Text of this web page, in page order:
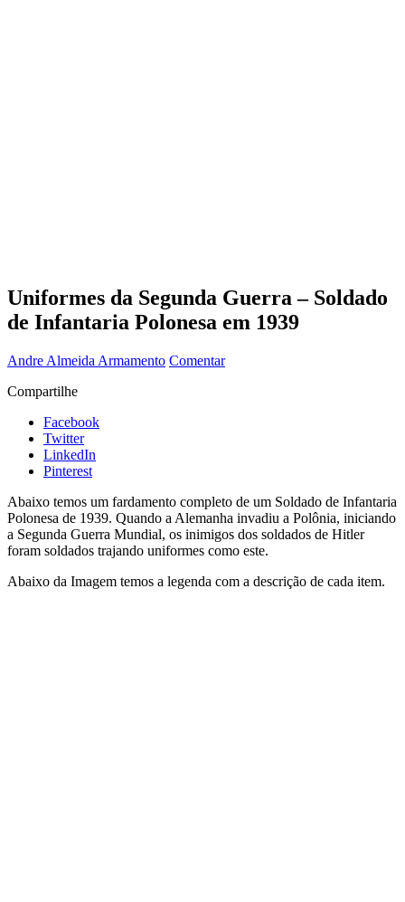
Uniformes da Segunda Guerra – Soldado
de Infantaria Polonesa em 1939
Andre Almeida Armamento Comentar
Compartilhe
Facebook
Twitter
LinkedIn
Pinterest
Abaixo temos um fardamento completo de um Soldado de Infantaria
Polonesa de 1939. Quando a Alemanha invadiu a Polônia, iniciando
a Segunda Guerra Mundial, os inimigos dos soldados de Hitler
foram soldados trajando uniformes como este.
Abaixo da Imagem temos a legenda com a descrição de cada item.